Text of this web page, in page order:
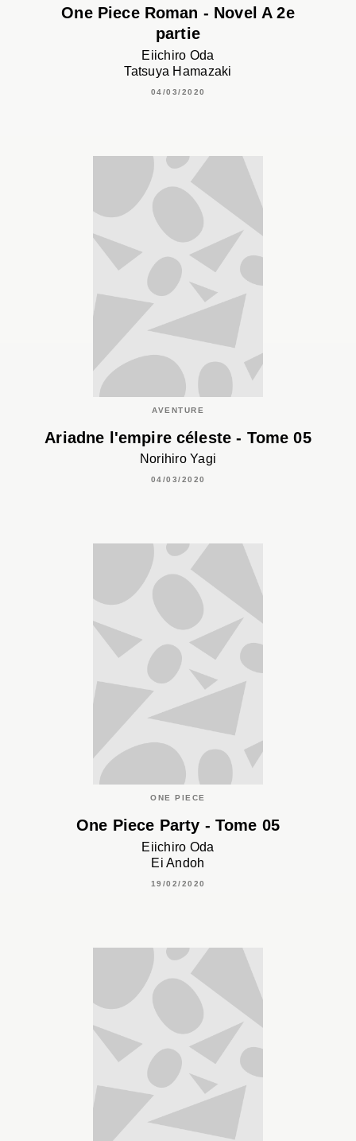
One Piece Roman - Novel A 2e
partie
Eiichiro Oda
Tatsuya Hamazaki
04/03/2020
AVENTURE
Ariadne l'empire céleste - Tome 05
Norihiro Yagi
04/03/2020
ONE PIECE
One Piece Party - Tome 05
Eiichiro Oda
Ei Andoh
19/02/2020